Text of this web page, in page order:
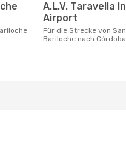
A.L.V. Taravella International
Airport
Für die Strecke von San Carlos
Bariloche nach Córdoba